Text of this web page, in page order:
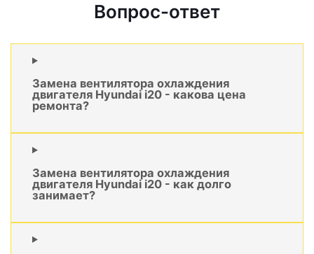
Вопрос-ответ
Замена вентилятора охлаждения
двигателя Hyundai i20 - какова цена
ремонта?
Замена вентилятора охлаждения
двигателя Hyundai i20 - как долго
занимает?